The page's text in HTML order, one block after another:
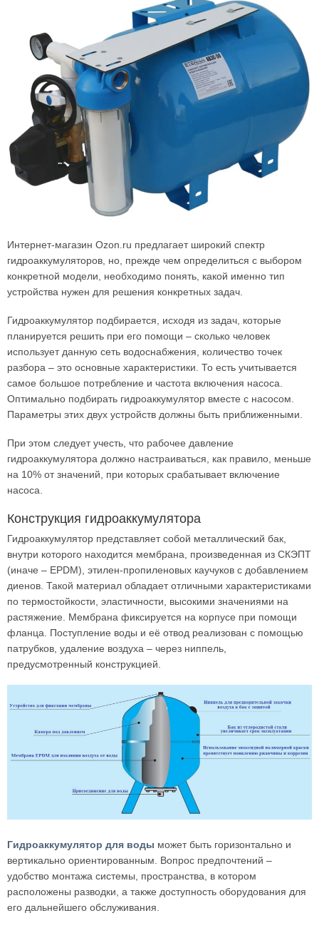
Интернет-магазин Ozon.ru предлагает широкий спектр
гидроаккумуляторов, но, прежде чем определиться с выбором
конкретной модели, необходимо понять, какой именно тип
устройства нужен для решения конкретных задач.
Гидроаккумулятор подбирается, исходя из задач, которые
планируется решить при его помощи – сколько человек
использует данную сеть водоснабжения, количество точек
разбора – это основные характеристики. То есть учитывается
самое большое потребление и частота включения насоса.
Оптимально подбирать гидроаккумулятор вместе с насосом.
Параметры этих двух устройств должны быть приближенными.
При этом следует учесть, что рабочее давление
гидроаккумулятора должно настраиваться, как правило, меньше
на 10% от значений, при которых срабатывает включение
насоса.
Конструкция гидроаккумулятора
Гидроаккумулятор представляет собой металлический бак,
внутри которого находится мембрана, произведенная из СКЭПТ
(иначе – EPDM), этилен-пропиленовых каучуков с добавлением
диенов. Такой материал обладает отличными характеристиками
по термостойкости, эластичности, высокими значениями на
растяжение. Мембрана фиксируется на корпусе при помощи
фланца. Поступление воды и её отвод реализован с помощью
патрубков, удаление воздуха – через ниппель,
предусмотренный конструкцией.
Гидроаккумулятор для воды может быть горизонтально и
вертикально ориентированным. Вопрос предпочтений –
удобство монтажа системы, пространства, в котором
расположены разводки, а также доступность оборудования для
его дальнейшего обслуживания.